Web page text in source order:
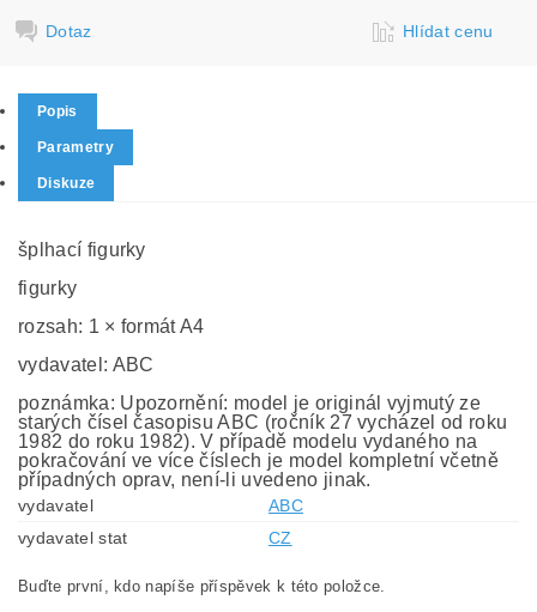
Dotaz Hlídat cenu
Popis
Parametry
Diskuze
šplhací figurky
figurky
rozsah: 1 × formát A4
vydavatel: ABC
poznámka: Upozornění: model je originál vyjmutý ze
starých čísel časopisu ABC (ročník 27 vycházel od roku
1982 do roku 1982). V případě modelu vydaného na
pokračování ve více číslech je model kompletní včetně
případných oprav, není-li uvedeno jinak.
vydavatel
ABC
vydavatel stat
CZ
Buďte první, kdo napíše příspěvek k této položce.